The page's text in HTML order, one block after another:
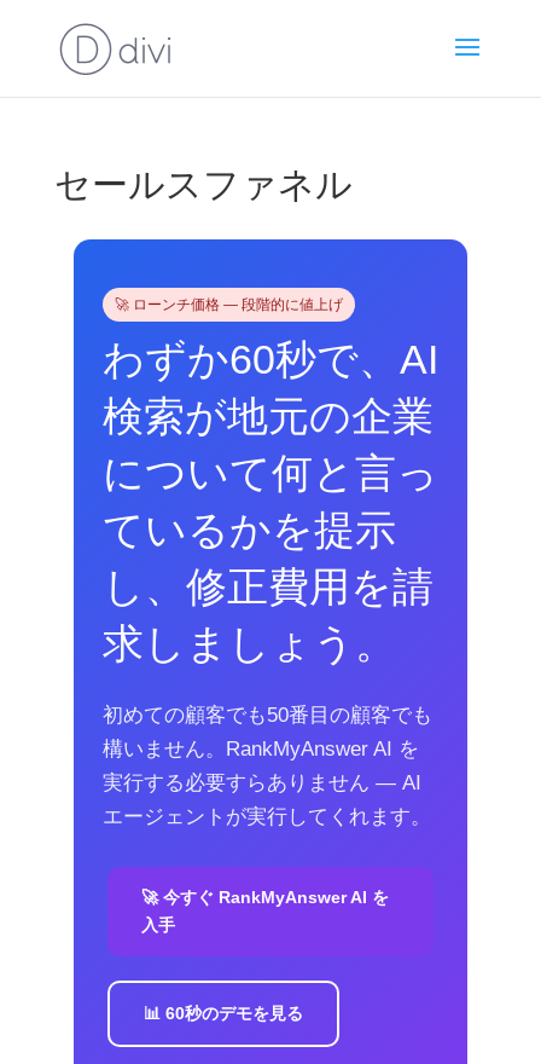
セールスファネル
🚀 ローンチ価格 — 段階的に値上げ
わずか60秒で、AI
検索が地元の企業
について何と言っ
ているかを提示
し、修正費用を請
求しましょう。
初めての顧客でも50番目の顧客でも
構いません。RankMyAnswer AI を
実行する必要すらありません ― AI
エージェントが実行してくれます。
🚀 今すぐ RankMyAnswer AI を
入手
📊 60秒のデモを見る